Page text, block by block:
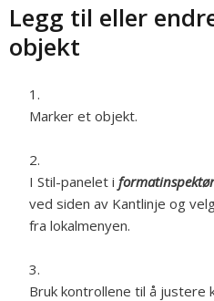
Legg til eller
objekt
Marker et objekt.
I Stil-panelet i
ved siden av Kantlinje og
fra lokalmenyen.
Bruk kontrollene til å justere